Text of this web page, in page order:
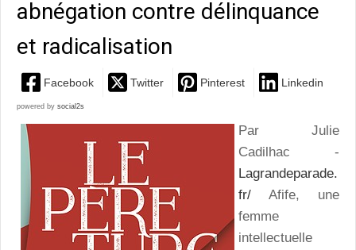
abnégation contre délinquance
et radicalisation
Facebook Twitter Pinterest Linkedin
powered by social2s
Par Julie
Cadilhac -
Lagrandeparade.
fr/ Afife, une
femme
intellectuelle